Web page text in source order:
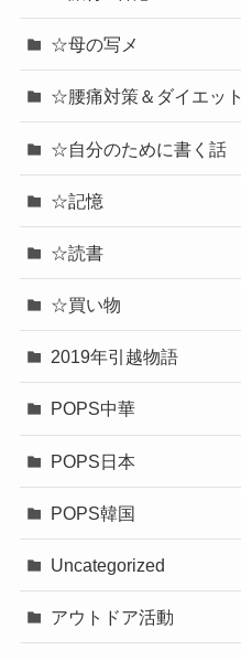
☆母の写メ
☆腰痛対策＆ダイエット
☆自分のために書く話
☆記憶
☆読書
☆買い物
2019年引越物語
POPS中華
POPS日本
POPS韓国
Uncategorized
アウトドア活動